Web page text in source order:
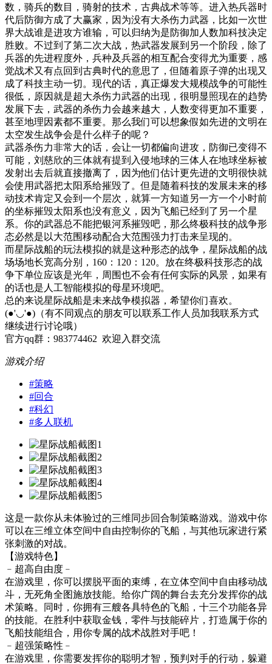
数，骑兵的数目，骑射的技术，古典战术等等。进入热兵器时
代后防御方成了大赢家，因为没有大杀伤力武器，比如一次世
界大战谁是进攻方谁输，可以归纳为是防御加人数加科技决定
胜败。不过到了第二次大战，热武器发展到另一个阶段，除了
兵器的先进程度外，兵种及兵器的相互配合变得尤为重要，感
觉战术又有点回到古典时代的意思了，但随着原子弹的出现又
成了科技主动一切。现代的话，真正爆发大规模战争的可能性
很低，原因就是超大杀伤力武器的出现，很明显照现在的趋势
发展下去，武器的杀伤力会越来越大，人数变得更加不重要，
甚至地理因素都不重要。那么我们可以想象假如先进的文明在
太空发生战争会是什么样子的呢？
武器杀伤力非常大的话，会让一切都偏向进攻，防御已变得不
可能，刘慈欣的三体就有提到入侵地球的三体人在地球坐标被
发射出去后就直接撤离了，因为他们估计更先进的文明很快就
会使用武器把太阳系给摧毁了。但是随着科技的发展未来的移
动技术肯定又会到一个层次，就算一方知道另一方一个小时前
的坐标摧毁太阳系也没有意义，因为飞船已经到了另一个星
系。你的武器总不能把银河系摧毁吧，那么终极科技的战争形
态必然是以大范围移动配合大范围强力打击来呈现的。
而星际战船的玩法模拟的就是这种形态的战争，星际战船的战
场场地长宽高分别，160：120：120。放在终极科技形态的战
争下单位应该是光年，周围也不会有任何实际的风景，如果有
的话也是人工智能模拟的母星环境吧。
总的来说星际战船是未来战争模拟器，希望你们喜欢。
(●'◡'●)（有不同观点的朋友可以联系工作人员加我联系方式
继续进行讨论哦）
官方qq群：983774462 欢迎入群交流
游戏介绍
#策略
#回合
#科幻
#多人联机
这是一款你从未体验过的三维同步回合制策略游戏。游戏中你
可以在三维立体空间中自由控制你的飞船，与其他玩家进行紧
张刺激的对战。
【游戏特色】
﹣超高自由度﹣
在游戏里，你可以摆脱平面的束缚，在立体空间中自由移动战
斗，无死角全图施放技能。给你广阔的舞台去充分发挥你的战
术策略。同时，你拥有三艘各具特色的飞船，十三个功能各异
的技能。在胜利中获取金钱，零件与技能碎片，打造属于你的
飞船技能组合，用你专属的战术战胜对手吧！
﹣超强策略性﹣
在游戏里，你需要发挥你的聪明才智，预判对手的行动，躲避